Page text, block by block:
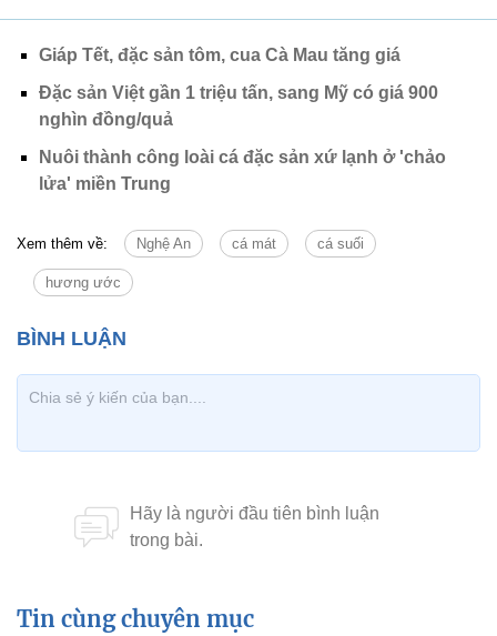
Giáp Tết, đặc sản tôm, cua Cà Mau tăng giá
Đặc sản Việt gần 1 triệu tấn, sang Mỹ có giá 900
nghìn đồng/quả
Nuôi thành công loài cá đặc sản xứ lạnh ở 'chảo
lửa' miền Trung
Xem thêm về: Nghệ An cá mát cá suối
hương ước
Tin cùng chuyên mục